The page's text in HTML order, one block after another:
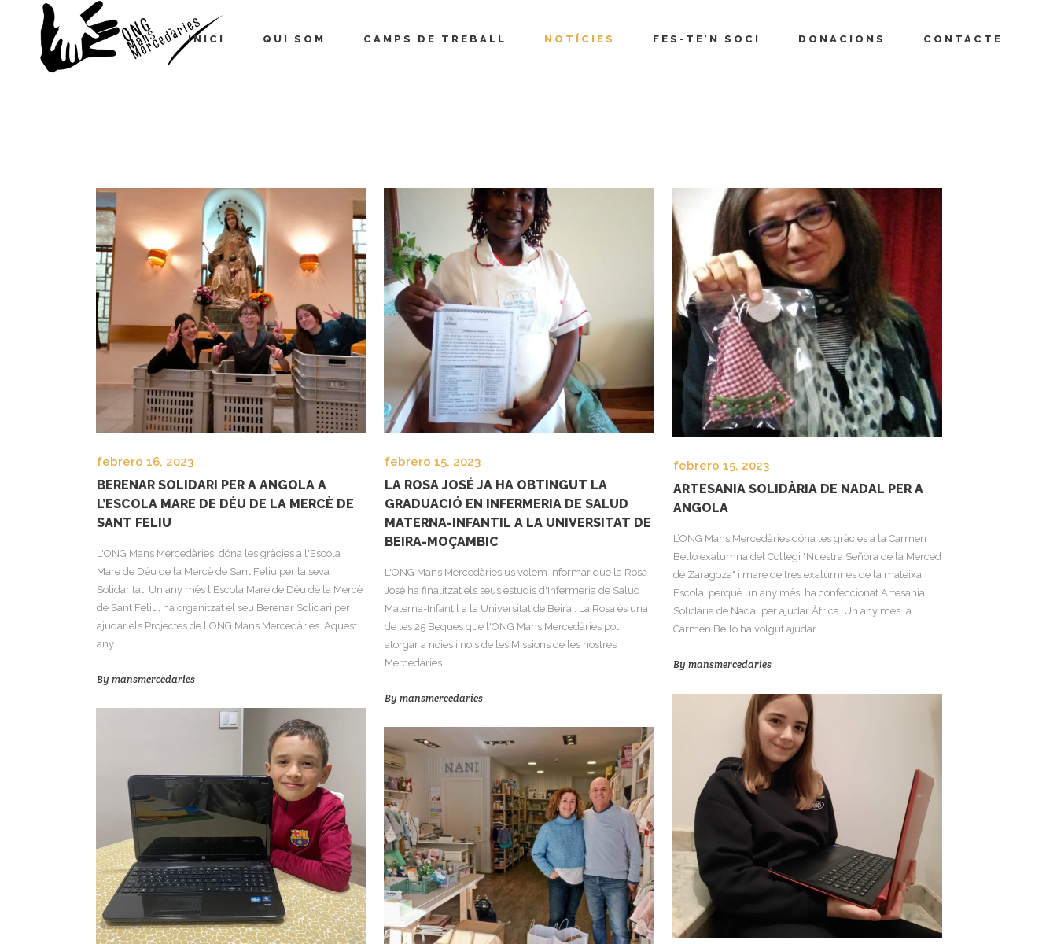
INICI QUI SOM CAMPS DE TREBALL NOTÍCIES FES-TE’N SOCI DONACIONS CONTACTE
febrero 16, 2023
BERENAR SOLIDARI PER A ANGOLA A
L’ESCOLA MARE DE DÉU DE LA MERCÈ DE
SANT FELIU
L'ONG Mans Mercedàries, dóna les gràcies a l'Escola
Mare de Déu de la Mercè de Sant Feliu per la seva
Solidaritat. Un any més l'Escola Mare de Déu de la Mercè
de Sant Feliu, ha organitzat el seu Berenar Solidari per
ajudar els Projectes de l'ONG Mans Mercedàries. Aquest
any...
By mansmercedaries
febrero 15, 2023
LA ROSA JOSÉ JA HA OBTINGUT LA
GRADUACIÓ EN INFERMERIA DE SALUD
MATERNA-INFANTIL A LA UNIVERSITAT DE
BEIRA-MOÇAMBIC
L'ONG Mans Mercedàries us volem informar que la Rosa
José ha finalitzat els seus estudis d'Infermeria de Salud
Materna-Infantil a la Universitat de Beira . La Rosa és una
de les 25 Beques que l'ONG Mans Mercedàries pot
atorgar a noies i nois de les Missions de les nostres
Mercedàries...
By mansmercedaries
febrero 15, 2023
ARTESANIA SOLIDÀRIA DE NADAL PER A
ANGOLA
L’ONG Mans Mercedàries dóna les gràcies a la Carmen
Bello exalumna del Col·legi "Nuestra Señora de la Merced
de Zaragoza" i mare de tres exalumnes de la mateixa
Escola, perquè un any més ha confeccionat Artesania
Solidària de Nadal per ajudar Àfrica. Un any més la
Carmen Bello ha volgut ajudar...
By mansmercedaries